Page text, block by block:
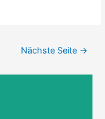
Nächste Seite →